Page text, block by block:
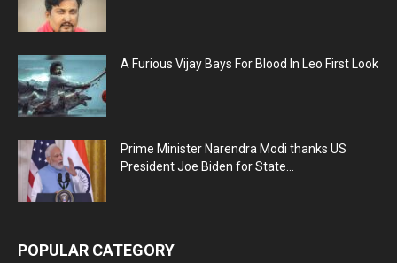
A Furious Vijay Bays For Blood In Leo First Look
Prime Minister Narendra Modi thanks US
President Joe Biden for State...
POPULAR CATEGORY